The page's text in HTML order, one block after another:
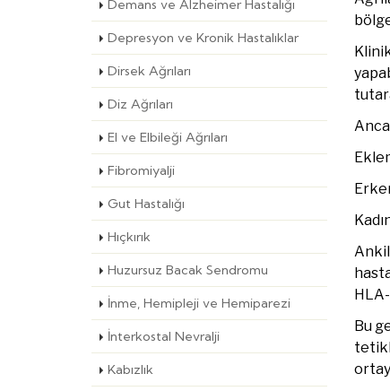
Demans ve Alzheimer Hastalığı
Depresyon ve Kronik Hastalıklar
Dirsek Ağrıları
Diz Ağrıları
El ve Elbileği Ağrıları
Fibromiyalji
Gut Hastalığı
Hıçkırık
Huzursuz Bacak Sendromu
İnme, Hemipleji ve Hemiparezi
İnterkostal Nevralji
Kabızlık
Bu